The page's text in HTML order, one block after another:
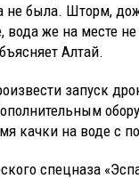
не была. Шторм,
же на месте не
Алтай.
запуск
качки на воде с
спецназа